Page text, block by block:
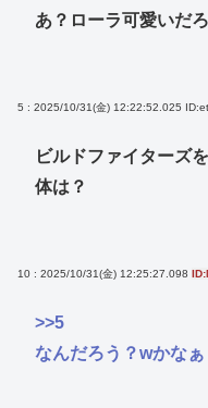
あ？ローラ可愛いだろ
5 : 2025/10/31(金) 12:22:52.025
ビルドファイターズ
体は？
10 : 2025/10/31(金) 12:25:27.098
>>5
なんだろう？wかなぁ